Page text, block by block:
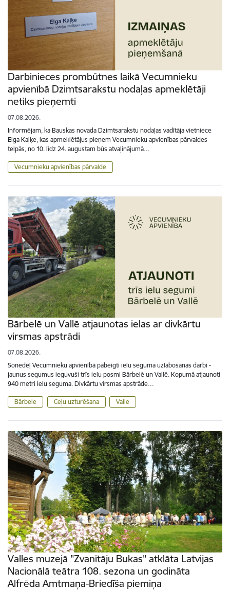
Darbinieces prombūtnes laikā Vecumnieku
apvienībā Dzimtsarakstu nodaļas apmeklētāji
netiks pieņemti
07.08.2026.
Informējam, ka Bauskas novada Dzimtsarakstu nodaļas vadītāja vietniece
Elga Kaļķe, kas apmeklētājus pieņem Vecumnieku apvienības pārvaldes
telpās, no 10. līdz 24. augustam būs atvaļinājumā…
Vecumnieku apvienības pārvalde
Bārbelē un Vallē atjaunotas ielas ar divkārtu
virsmas apstrādi
07.08.2026.
Šonedēļ Vecumnieku apvienībā pabeigti ielu seguma uzlabošanas darbi -
jaunus segumus ieguvuši trīs ielu posmi Bārbelē un Vallē. Kopumā atjaunoti
940 metri ielu seguma. Divkārtu virsmas apstrāde…
Bārbele Ceļu uzturēšana Valle
Valles muzejā "Zvanītāju Bukas" atklāta Latvijas
Nacionālā teātra 108. sezona un godināta
Alfrēda Amtmaņa-Briedīša piemiņa